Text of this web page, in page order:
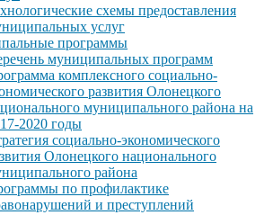
схемы предоставления
услуг
программы
муниципальных программ
комплексного социально-
развития Олонецкого
муниципального района на
2020 годы
социально-экономического
Олонецкого национального
района
по профилактике
и преступлений